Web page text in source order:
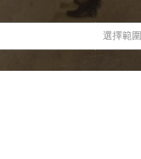
選擇範圍